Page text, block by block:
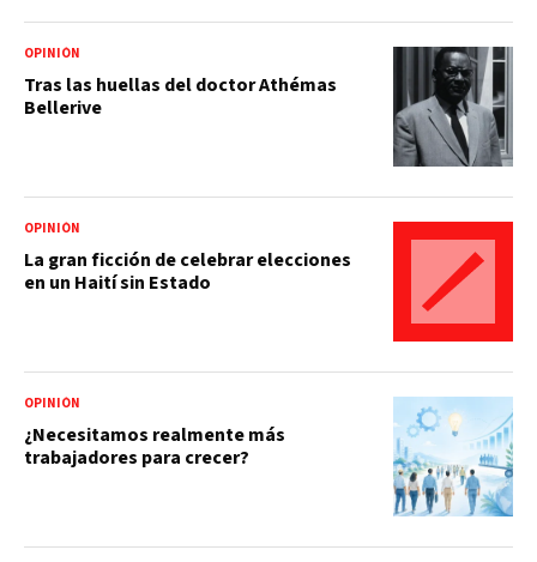
OPINIÓN
Tras las huellas del doctor Athémas
Bellerive
OPINIÓN
La gran ficción de celebrar elecciones
en un Haití sin Estado
OPINIÓN
¿Necesitamos realmente más
trabajadores para crecer?